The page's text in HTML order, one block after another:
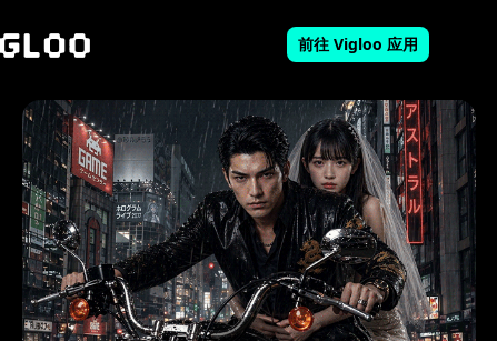
前往 Vigloo 应用